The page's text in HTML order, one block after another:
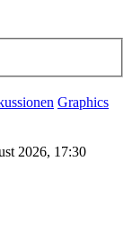
Graphics
2026, 17:30